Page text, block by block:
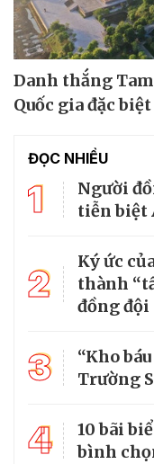
Danh thắng
Quốc gia đặc biệt
ĐỌC NHIỀU
1
Người
tiễn biệt
2
Ký ức
thành
đồng đội
3
“Kho
Trường
4
10 bãi
bình